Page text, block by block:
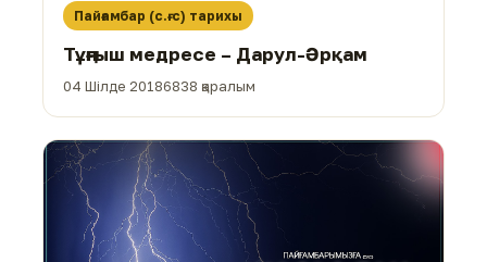
Пайғамбар (с.ғ.с) тарихы
Тұңғыш медресе – Дарул-Әрқам
04 Шілде 20186838 қаралым